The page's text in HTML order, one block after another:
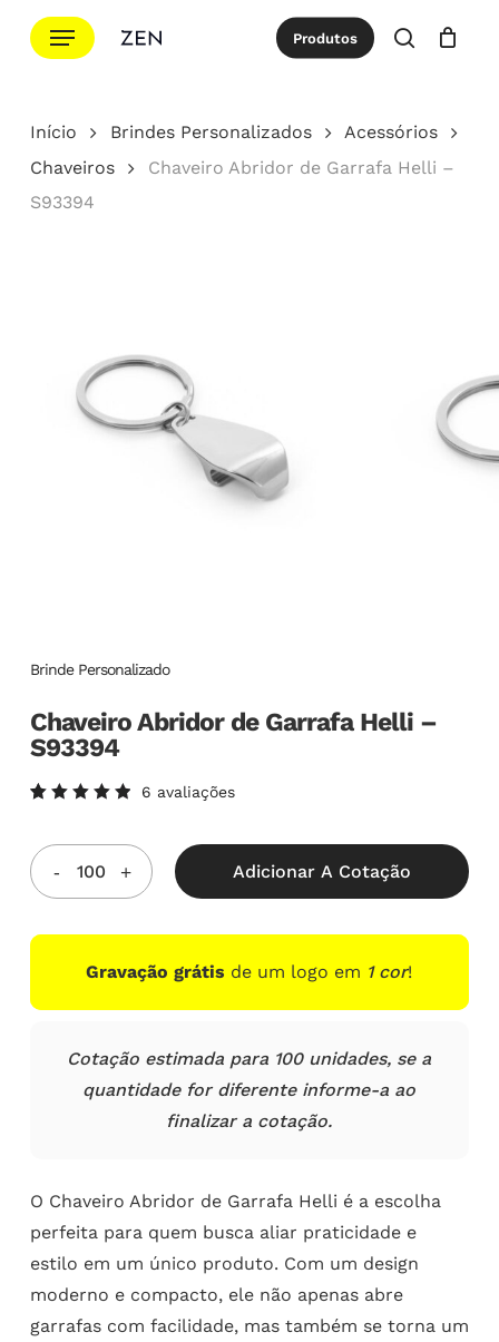
para
principal
Menu Produtos
procurar
Cotação Close
Início Brindes Personalizados
Acessórios
Chaveiros
Chaveiro Abridor de Garrafa Helli –
S93394
Brinde Personalizado
Chaveiro Abridor de Garrafa Helli –
S93394
5.00de
5, com
baseado
em
clientes
6 avaliações
Adicionar A Cotação
Gravação grátis de um logo em 1 cor!
Cotação estimada para 100 unidades, se a
quantidade for diferente informe-a ao
finalizar a cotação.
O Chaveiro Abridor de Garrafa Helli é a escolha
perfeita para quem busca aliar praticidade e
estilo em um único produto. Com um design
moderno e compacto, ele não apenas abre
garrafas com facilidade, mas também se torna um